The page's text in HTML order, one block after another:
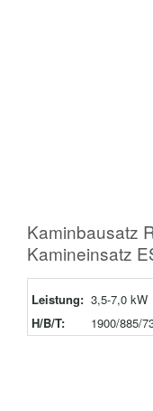
Kaminbausatz
Kamineinsatz
Leistung: 3,5-7,0 kW
H/B/T:
1900/885/